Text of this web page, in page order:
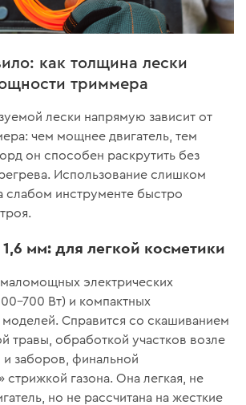
как толщина лески
триммера
лески напрямую зависит от
чем мощнее двигатель, тем
он способен раскрутить без
Использование слишком
слабом инструменте быстро
мм: для легкой косметики
электрических
Вт) и компактных
Справится со скашиванием
травы, обработкой участков возле
и заборов, финальной
стрижкой газона. Она легкая, не
но не рассчитана на жесткие